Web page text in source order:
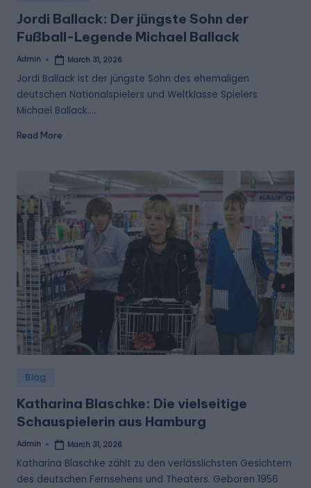
Jordi Ballack: Der jüngste Sohn der
Fußball-Legende Michael Ballack
Posted
Admin March 31, 2026
Jordi Ballack ist der jüngste Sohn des ehemaligen
deutschen Nationalspielers und Weltklasse Spielers
Michael Ballack.…
Read More
Posted
Blog
Katharina Blaschke: Die vielseitige
Schauspielerin aus Hamburg
Posted
Admin March 31, 2026
Katharina Blaschke zählt zu den verlässlichsten Gesichtern
des deutschen Fernsehens und Theaters. Geboren 1956